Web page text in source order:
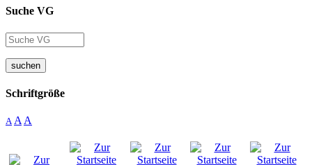
Suche VG
suchen
Schriftgröße
A A A